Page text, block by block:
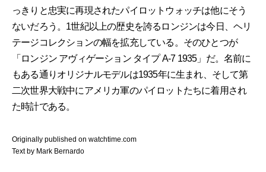
っきりと忠実に再現されたパイロットウォッチは他にそう
ないだろう。1世紀以上の歴史を誇るロンジンは今日、ヘリ
テージコレクションの幅を拡充している。そのひとつが
「ロンジン アヴィゲーション タイプ A-7 1935」だ。名前に
もある通りオリジナルモデルは1935年に生まれ、そして第
二次世界大戦中にアメリカ軍のパイロットたちに着用され
た時計である。
Originally published on watchtime.com
Text by Mark Bernardo